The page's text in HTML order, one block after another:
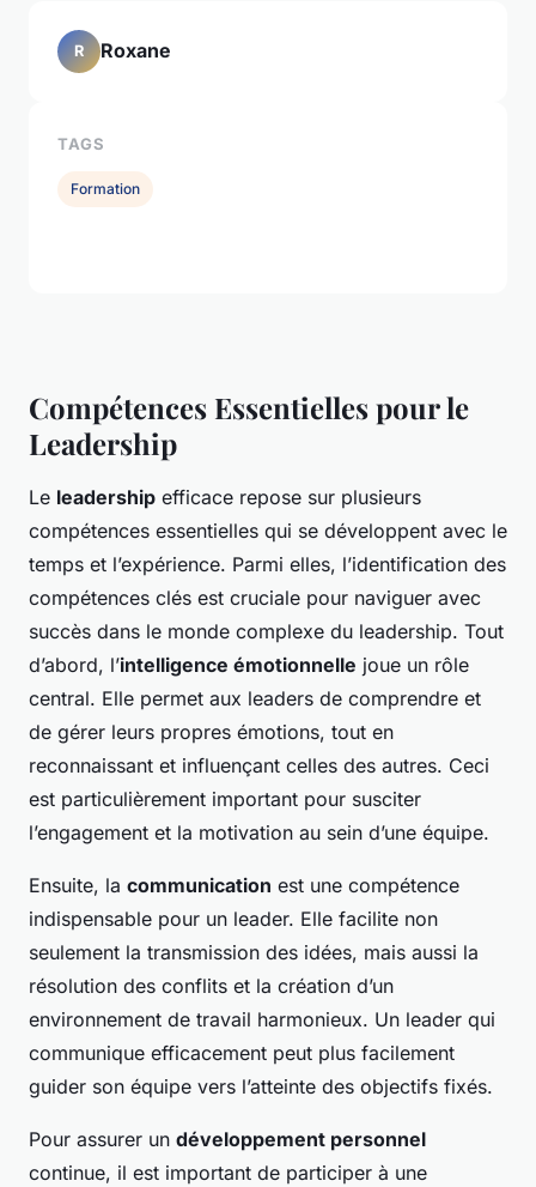
Compétences Essentielles pour le
Leadership
Le leadership efficace repose sur plusieurs
compétences essentielles qui se développent avec le
temps et l’expérience. Parmi elles, l’identification des
compétences clés est cruciale pour naviguer avec
succès dans le monde complexe du leadership. Tout
d’abord, l’intelligence émotionnelle joue un rôle
central. Elle permet aux leaders de comprendre et
de gérer leurs propres émotions, tout en
reconnaissant et influençant celles des autres. Ceci
est particulièrement important pour susciter
l’engagement et la motivation au sein d’une équipe.
Ensuite, la communication est une compétence
indispensable pour un leader. Elle facilite non
seulement la transmission des idées, mais aussi la
résolution des conflits et la création d’un
environnement de travail harmonieux. Un leader qui
communique efficacement peut plus facilement
guider son équipe vers l’atteinte des objectifs fixés.
Pour assurer un développement personnel
continue, il est important de participer à une
R Roxane
TAGS
Formation